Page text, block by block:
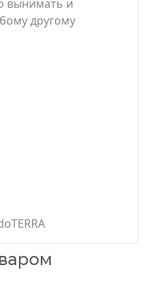
вынимать и
другому